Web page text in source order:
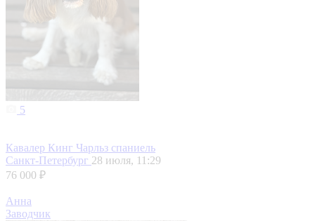
5
Кавалер Кинг Чарльз спаниель
Санкт-Петербург 28 июля, 11:29
76 000 ₽
Анна
Заводчик